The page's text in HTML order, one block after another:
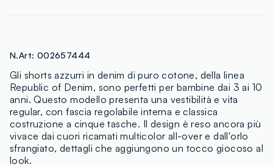
N.Art: 002657444
Gli shorts azzurri in denim di puro cotone, della linea
Republic of Denim, sono perfetti per bambine dai 3 ai 10
anni. Questo modello presenta una vestibilità e vita
regular, con fascia regolabile interna e classica
costruzione a cinque tasche. Il design è reso ancora più
vivace dai cuori ricamati multicolor all-over e dall'orlo
sfrangiato, dettagli che aggiungono un tocco giocoso al
look.